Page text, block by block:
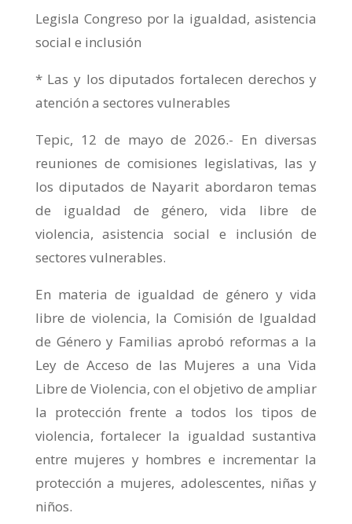
Legisla Congreso por la igualdad, asistencia
social e inclusión
* Las y los diputados fortalecen derechos y
atención a sectores vulnerables
Tepic, 12 de mayo de 2026.- En diversas
reuniones de comisiones legislativas, las y
los diputados de Nayarit abordaron temas
de igualdad de género, vida libre de
violencia, asistencia social e inclusión de
sectores vulnerables.
En materia de igualdad de género y vida
libre de violencia, la Comisión de Igualdad
de Género y Familias aprobó reformas a la
Ley de Acceso de las Mujeres a una Vida
Libre de Violencia, con el objetivo de ampliar
la protección frente a todos los tipos de
violencia, fortalecer la igualdad sustantiva
entre mujeres y hombres e incrementar la
protección a mujeres, adolescentes, niñas y
niños.